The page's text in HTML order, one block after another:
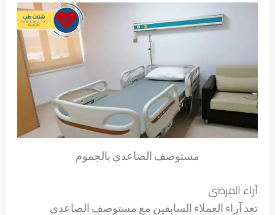
مستوصف الصاعدي بالجموم
آراء المرضى
تعد آراء العملاء السابقين مع مستوصف الصاعدي